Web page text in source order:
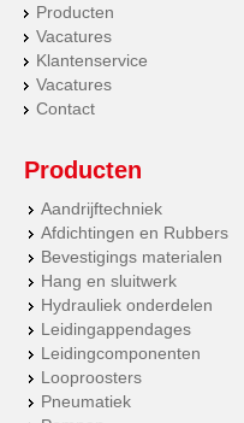
Producten
Vacatures
Klantenservice
Vacatures
Contact
Producten
Aandrijftechniek
Afdichtingen en Rubbers
Bevestigings materialen
Hang en sluitwerk
Hydrauliek onderdelen
Leidingappendages
Leidingcomponenten
Looproosters
Pneumatiek